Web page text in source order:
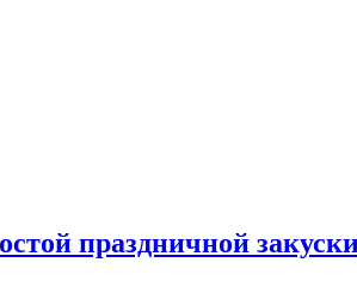
праздничной